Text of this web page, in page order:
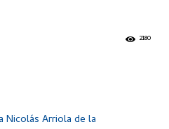
2180
Nicolás Arriola de la